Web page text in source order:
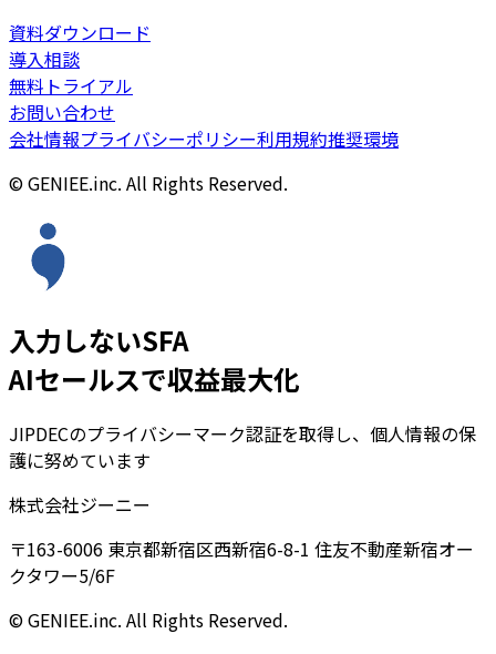
資料ダウンロード
導入相談
無料トライアル
お問い合わせ
会社情報プライバシーポリシー利用規約推奨環境
© GENIEE.inc. All Rights Reserved.
入力しないSFA
AIセールスで収益最大化
JIPDECのプライバシーマーク認証を取得し、個人情報の保
護に努めています
株式会社ジーニー
〒163-6006 東京都新宿区西新宿6-8-1 住友不動産新宿オー
クタワー5/6F
© GENIEE.inc. All Rights Reserved.